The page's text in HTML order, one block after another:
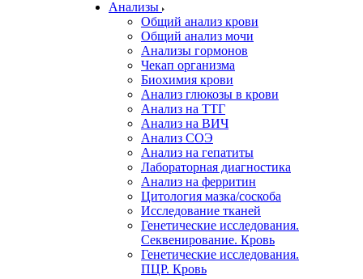
Анализы
Общий анализ крови
Общий анализ мочи
Анализы гормонов
Чекап организма
Биохимия крови
Анализ глюкозы в крови
Анализ на ТТГ
Анализ на ВИЧ
Анализ СОЭ
Анализ на гепатиты
Лабораторная диагностика
Анализ на ферритин
Цитология мазка/соскоба
Исследование тканей
Генетические исследования.
Секвенирование. Кровь
Генетические исследования.
ПЦР. Кровь